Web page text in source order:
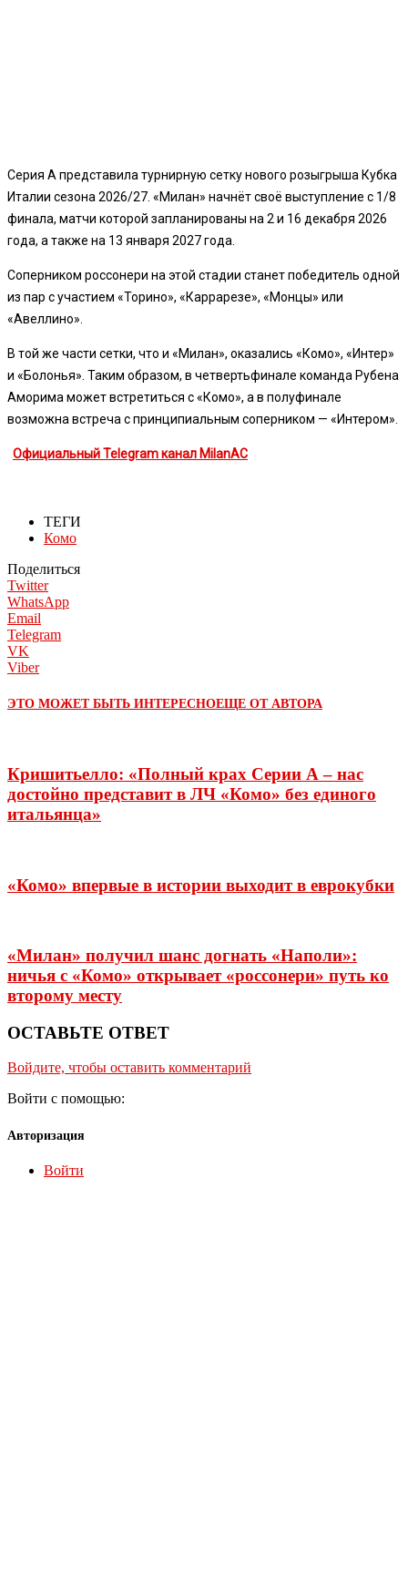
Серия А представила турнирную сетку нового розыгрыша Кубка
Италии сезона 2026/27. «Милан» начнёт своё выступление с 1/8
финала, матчи которой запланированы на 2 и 16 декабря 2026
года, а также на 13 января 2027 года.
Соперником россонери на этой стадии станет победитель одной
из пар с участием «Торино», «Каррарезе», «Монцы» или
«Авеллино».
В той же части сетки, что и «Милан», оказались «Комо», «Интер»
и «Болонья». Таким образом, в четвертьфинале команда Рубена
Аморима может встретиться с «Комо», а в полуфинале
возможна встреча с принципиальным соперником — «Интером».
Официальный Telegram канал MilanAC
ТЕГИ
Комо
Поделиться
Twitter
WhatsApp
Email
Telegram
VK
Viber
ЭТО МОЖЕТ БЫТЬ ИНТЕРЕСНОЕЩЕ ОТ АВТОРА
Кришитьелло: «Полный крах Серии А – нас
достойно представит в ЛЧ «Комо» без единого
итальянца»
«Комо» впервые в истории выходит в еврокубки
«Милан» получил шанс догнать «Наполи»:
ничья c «Комо» открывает «россонери» путь ко
второму месту
ОСТАВЬТЕ ОТВЕТ
Войдите, чтобы оставить комментарий
Войти с помощью:
Авторизация
Войти